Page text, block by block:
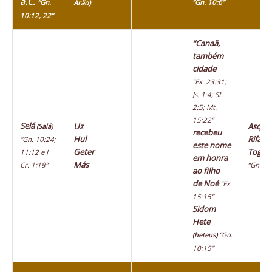
“Gn.
10:12, 22”
Arão)
“Gn. 10:6”
Selá(Salá)
“Gn. 10:24;
11:12 e I
Cr. 1:18”
Uz
Hul
Geter
Más
“Canaã,
também
cidade
“Ex. 23:31;
Js. 1:4; Sf.
2:5; Mt.
15:22”
recebeu
este nome
em honra
ao filho
de Noé“Ex.
15:15”
Sidom
Hete
(heteus) “Gn.
10:15”
Rifate
“Gn.